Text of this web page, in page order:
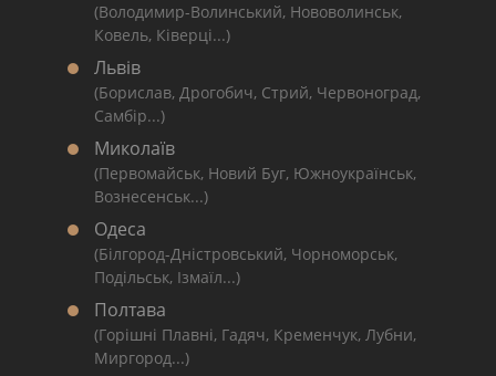
(Володимир-Волинський, Нововолинськ,
Ковель, Ківерці...)
Львів
(Борислав, Дрогобич, Стрий, Червоноград,
Самбір...)
Миколаїв
(Первомайськ, Новий Буг, Южноукраїнськ,
Вознесенськ...)
Одеса
(Білгород-Дністровський, Чорноморськ,
Подільськ, Ізмаїл...)
Полтава
(Горішні Плавні, Гадяч, Кременчук, Лубни,
Миргород...)